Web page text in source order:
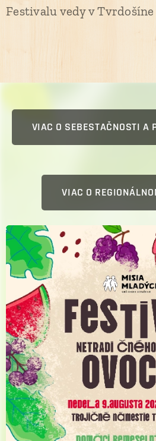
Festivalu vedy v Tvrdošíne
VIAC O SEBESTAČNOSTI A
VIAC O